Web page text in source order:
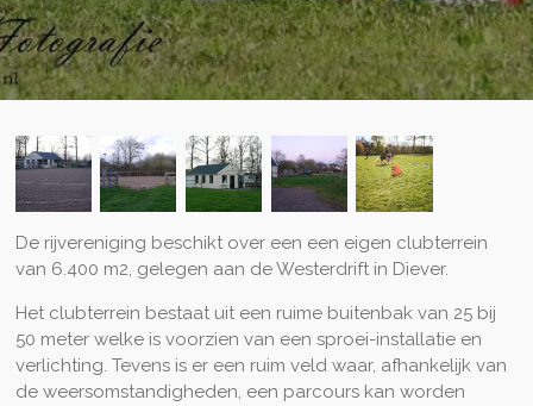
De rijvereniging beschikt over een een eigen clubterrein
van 6.400 m2, gelegen aan de Westerdrift in Diever.
Het clubterrein bestaat uit een ruime buitenbak van 25 bij
50 meter welke is voorzien van een sproei-installatie en
verlichting. Tevens is er een ruim veld waar, afhankelijk van
de weersomstandigheden, een parcours kan worden